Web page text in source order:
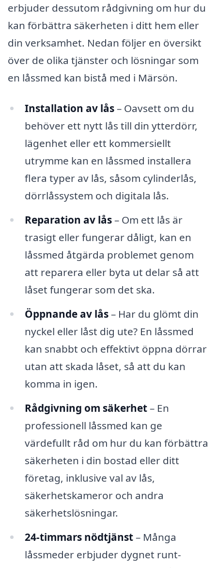
erbjuder dessutom rådgivning om hur du
kan förbättra säkerheten i ditt hem eller
din verksamhet. Nedan följer en översikt
över de olika tjänster och lösningar som
en låssmed kan bistå med i Märsön.
Installation av lås– Oavsett om du
behöver ett nytt lås till din ytterdörr,
lägenhet eller ett kommersiellt
utrymme kan en låssmed installera
flera typer av lås, såsom cylinderlås,
dörrlåssystem och digitala lås.
Reparation av lås– Om ett lås är
trasigt eller fungerar dåligt, kan en
låssmed åtgärda problemet genom
att reparera eller byta ut delar så att
låset fungerar som det ska.
Öppnande av lås– Har du glömt din
nyckel eller låst dig ute? En låssmed
kan snabbt och effektivt öppna dörrar
utan att skada låset, så att du kan
komma in igen.
Rådgivning om säkerhet– En
professionell låssmed kan ge
värdefullt råd om hur du kan förbättra
säkerheten i din bostad eller ditt
företag, inklusive val av lås,
säkerhetskameror och andra
säkerhetslösningar.
24-timmars nödtjänst– Många
låssmeder erbjuder dygnet runt-